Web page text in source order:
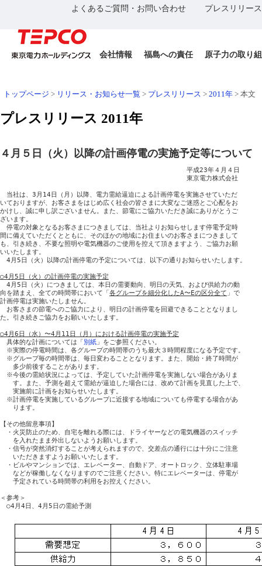
よくあるご質問・お問い合わせ プレスリリー
会社情報 福島への責任 原子力の取り
トップページ > リリース・お知らせ一覧 > プレスリリース > 2011年 > 本文
プレスリリース 2011年
４月５日（火）以降の計画停電の実施予定等について
平成23年４月４日
東京電力株式会社
当社は、3月14日（月）以降、電力需給逼迫による計画停電を実施させていただ
いておりますが、お客さまをはじめ広く社会の皆さまに大変なご迷惑とご心配をお
かけし、誠に申し訳ございません。また、節電にご協力いただき誠にありがとうご
ざいます。
停電の対象となるお客さまにつきましては、当社よりお知らせします停電予定時
間に備えていただくとともに、そのほかの地域にお住まいのお客さまにつきまして
も、引き続き、不要な照明や電気機器のご使用を控えて頂きますよう、ご協力お願
いいたします。
4月5日（火）以降の計画停電の予定については、以下の通りお知らせいたします。
○4月5日（火）の計画停電の実施予定
4月5日（火）につきましては、本日の需要動向、明日の天気、および供給力の動
向を踏まえ、全ての時間帯において「各グループを細分化したA〜Eの区分全て 」で
計画停電は実施いたしません。
お客さまの節電へのご協力により、明日の計画停電を回避できることとなりまし
た。引き続きご協力をお願いいたします。
○4月6日（水）〜4月11日（月）における計画停電の実施予定
具体的な計画については「別紙 」をご参照ください。
※実際の停電時間は、各グループの時間帯のうち最大３時間程度になる予定です。
※グループ毎の時間帯は、毎日変わることとなります。また、開始・終了時間が
多少前後することがあります。
※今後の需給状況によっては、予定していた計画停電を実施しない場合がありま
す。また、予測を超えて需給が逼迫した場合には、改めて計画を見直した上で、
実施前に計画をお知らせいたします。
※計画停電を実施しているグループに近接する地域についても停電する場合があ
ります。
【その他留意事項】
・火災防止のため、自宅を離れる際には、ドライヤーなどの電気機器のスイッチ
を入れたまま外出しないようお願いします。
・信号が突然消灯することが考えられますので、交差点の通行には十分にご注意
いただきますようお願いいたします。
・ビルやマンションでは、エレベーター、自動ドア、オートロック、立体駐車場
などが稼働しなくなりますのでご注意ください。特にエレベーターは、停電が
予定されている時間帯の利用をお控えください。
＜参考＞